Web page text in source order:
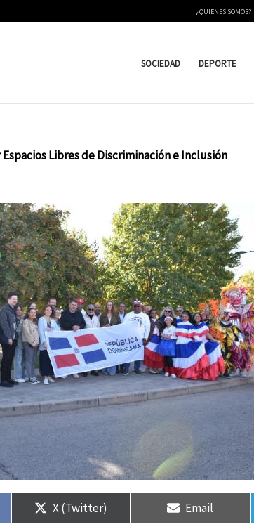
¿QUIENES SOMOS?
SOCIEDAD DEPORTE
Libres de Discriminación e Inclusión
Compartir
en
X (Twitter)
Compartir
en
Email
Compartir
en
Compartir
en